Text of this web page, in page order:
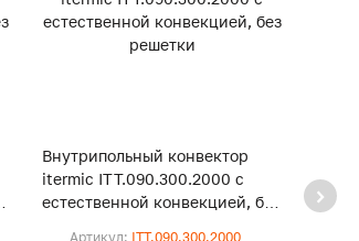
Внутрипольный конвектор
itermic ITT.090.300.2000 с
естественной конвекцией, без
Артикул: ITT.090.300.2000